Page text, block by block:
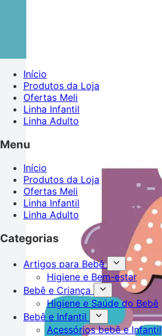
Início
Produtos da Loja
Ofertas Meli
Linha Infantil
Linha Adulto
Menu
Início
Produtos da Loja
Ofertas Meli
Linha Infantil
Linha Adulto
Categorias
Artigos para Bebê
Higiene e Bem-estar
Bebê e Criança
Higiene e Saúde do Bebê
Bebê e Infantil
Acessórios bebê e Infantil